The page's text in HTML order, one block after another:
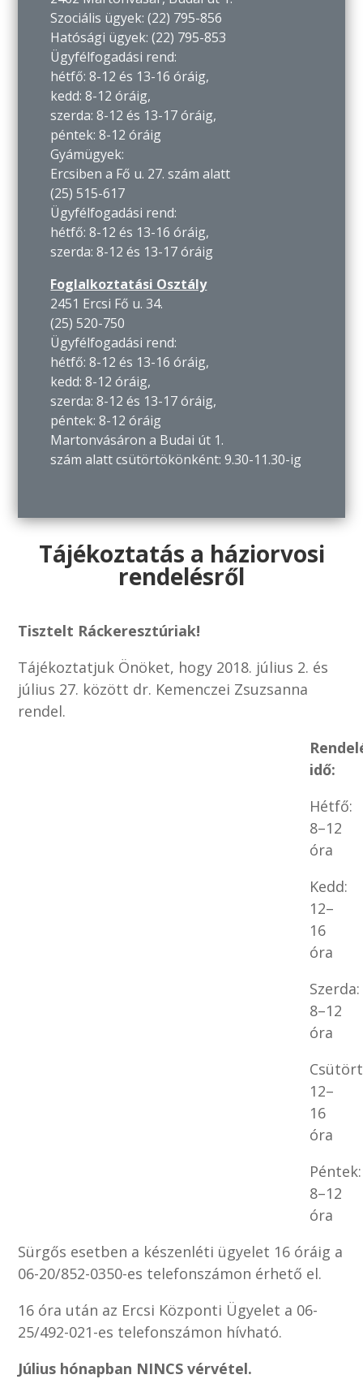
Szociális ügyek: (22) 795-856
Hatósági ügyek: (22) 795-853
Ügyfélfogadási rend:
hétfő: 8-12 és 13-16 óráig,
kedd: 8-12 óráig,
szerda: 8-12 és 13-17 óráig,
péntek: 8-12 óráig
Gyámügyek:
Ercsiben a Fő u. 27. szám alatt
(25) 515-617
Ügyfélfogadási rend:
hétfő: 8-12 és 13-16 óráig,
szerda: 8-12 és 13-17 óráig
Foglalkoztatási Osztály
2451 Ercsi Fő u. 34.
(25) 520-750
Ügyfélfogadási rend:
hétfő: 8-12 és 13-16 óráig,
kedd: 8-12 óráig,
szerda: 8-12 és 13-17 óráig,
péntek: 8-12 óráig
Martonvásáron a Budai út 1.
szám alatt csütörtökönként: 9.30-11.30-ig
Tájékoztatás a háziorvosi
rendelésről
Tisztelt Ráckeresztúriak!
Tájékoztatjuk Önöket, hogy 2018. július 2. és
július 27. között dr. Kemenczei Zsuzsanna
rendel.
idő:
Hétfő:
8–12
óra
Kedd:
12–
16
óra
Szerda:
8–12
óra
12–
16
óra
Péntek:
8–12
óra
Sürgős esetben a készenléti ügyelet 16 óráig a
06-20/852-0350-es telefonszámon érhető el.
16 óra után az Ercsi Központi Ügyelet a 06-
25/492-021-es telefonszámon hívható.
Július hónapban NINCS vérvétel.